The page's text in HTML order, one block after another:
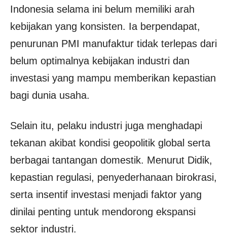
Indonesia selama ini belum memiliki arah
kebijakan yang konsisten. Ia berpendapat,
penurunan PMI manufaktur tidak terlepas dari
belum optimalnya kebijakan industri dan
investasi yang mampu memberikan kepastian
bagi dunia usaha.
Selain itu, pelaku industri juga menghadapi
tekanan akibat kondisi geopolitik global serta
berbagai tantangan domestik. Menurut Didik,
kepastian regulasi, penyederhanaan birokrasi,
serta insentif investasi menjadi faktor yang
dinilai penting untuk mendorong ekspansi
sektor industri.